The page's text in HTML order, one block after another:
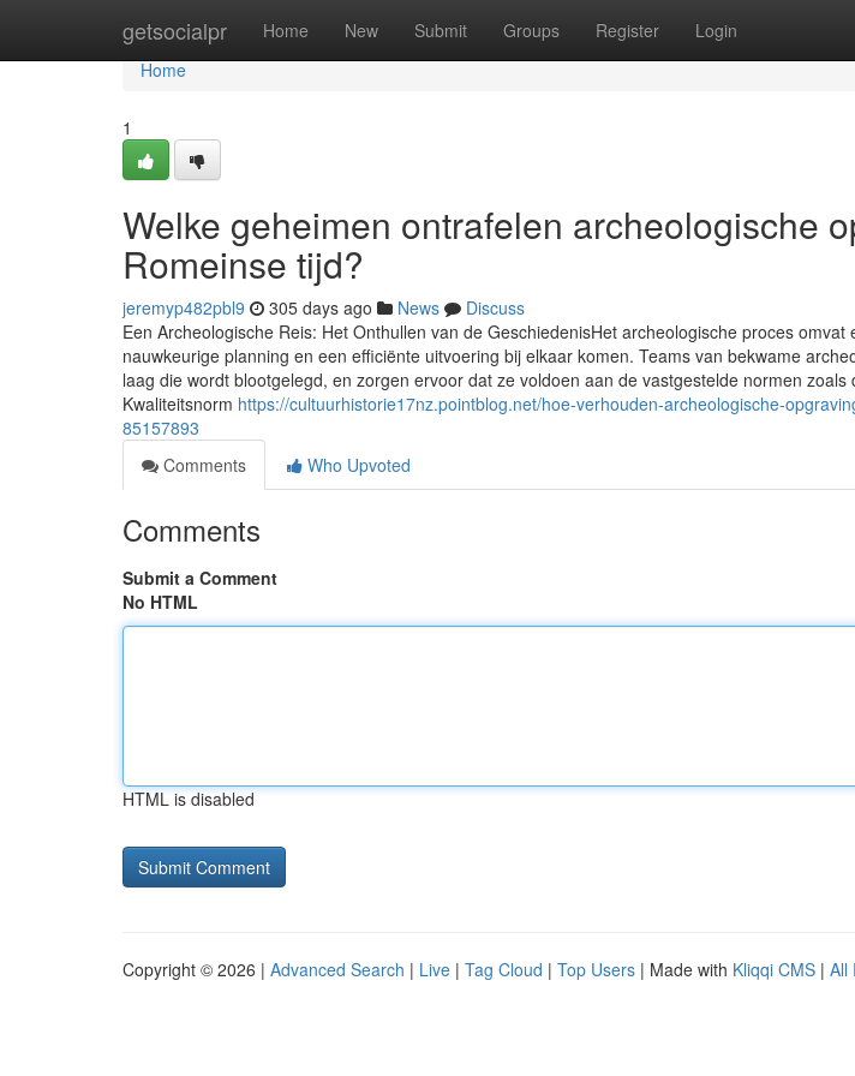
getsocialpr Home New Submit Groups Register Login
Home
Home
1
Welke geheimen ontrafelen archeologische
Romeinse tijd?
jeremyp482pbl9 305 days ago News
Discuss
Een Archeologische Reis: Het Onthullen van de GeschiedenisHet archeologische proces
nauwkeurige planning en een efficiënte uitvoering bij elkaar komen. Teams van bekwame
laag die wordt blootgelegd, en zorgen ervoor dat ze voldoen aan de vastgestelde normen
Kwaliteitsnorm https://cultuurhistorie17nz.pointblog.net/hoe-verhouden-archeologische-
85157893
Comments
Who Upvoted
Comments
Submit a Comment
No HTML
HTML is disabled
Copyright © 2026 | Advanced Search | Live | Tag Cloud | Top Users | Made with Kliqqi CMS | All